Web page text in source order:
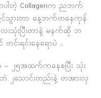
မှာပါတဲ့ Collagenက ညဘက်
င်သွားတာ နေ့ဘက်တနေကုန်
းသုံးပြီးတာနဲ့ မနက်ဆို ဘ
းရင်းနေရောပဲ ..
– ၂၅အထက်ကနေစပြီး သုံး
၂သောင်းတည်းနဲ့ တအားလှ